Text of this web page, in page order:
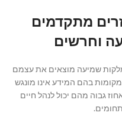
מתקדמים
וחרשים
שמיעה מוצאים את עצמם
בהם המידע אינו מונגש
גבוה מהם יכול לנהל חיים